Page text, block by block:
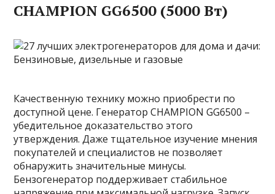
CHAMPION GG6500 (5000 Вт)
Качественную технику можно приобрести по
доступной цене. Генератор CHAMPION GG6500 –
убедительное доказательство этого
утверждения. Даже тщательное изучение мнения
покупателей и специалистов не позволяет
обнаружить значительные минусы.
Бензогенератор поддерживает стабильное